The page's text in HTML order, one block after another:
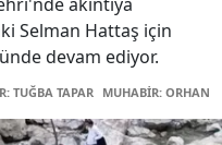
Selman Hattaş için
devam ediyor.
TUĞBA TAPAR MUHABİR: ORHAN